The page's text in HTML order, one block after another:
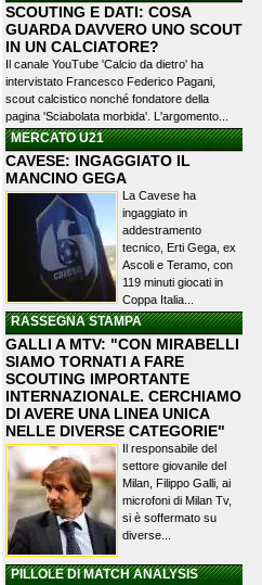
SCOUTING E DATI: COSA
GUARDA DAVVERO UNO SCOUT
IN UN CALCIATORE?
Il canale YouTube 'Calcio da dietro' ha
intervistato Francesco Federico Pagani,
scout calcistico nonché fondatore della
pagina 'Sciabolata morbida'. L'argomento...
MERCATO U21
CAVESE: INGAGGIATO IL
MANCINO GEGA
La Cavese ha
ingaggiato in
addestramento
tecnico, Erti Gega, ex
Ascoli e Teramo, con
119 minuti giocati in
Coppa Italia...
RASSEGNA STAMPA
GALLI A MTV: "CON MIRABELLI
SIAMO TORNATI A FARE
SCOUTING IMPORTANTE
INTERNAZIONALE. CERCHIAMO
DI AVERE UNA LINEA UNICA
NELLE DIVERSE CATEGORIE"
Il responsabile del
settore giovanile del
Milan, Filippo Galli, ai
microfoni di Milan Tv,
si è soffermato su
diverse...
PILLOLE DI MATCH ANALYSIS